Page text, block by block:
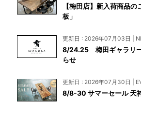
【梅田店】新入荷商品
板」
更新日 : 2026年07月03日 |
8/24.25 梅田ギャラリ
らせ
更新日 : 2026年07月30日 |
8/8-30 サマーセール 天